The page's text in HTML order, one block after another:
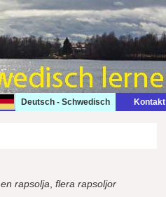
Deutsch - Schwedisch Kontakt
en rapsolja flera rapsoljor